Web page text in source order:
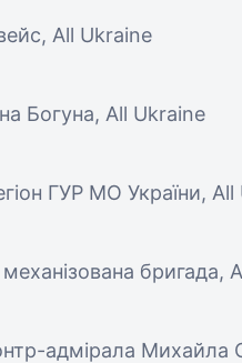
All Ukraine
Богуна, All Ukraine
ГУР МО України, All
бригада,
адмірала Михайла